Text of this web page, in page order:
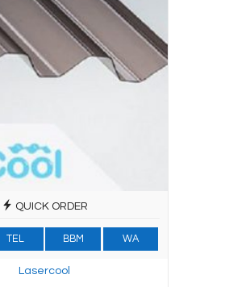
QUICK ORDER
TEL BBM WA
Lasercool